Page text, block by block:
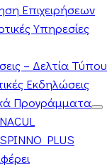
Επιχειρήσεων
Υπηρεσίες
– Δελτία Τύπου
Εκδηλώσεις
Προγράμματα
PLUS